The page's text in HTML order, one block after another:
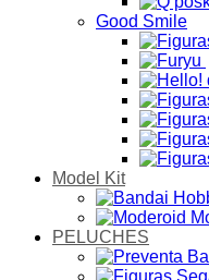
Good Smile
Model Kit
PELUCHES